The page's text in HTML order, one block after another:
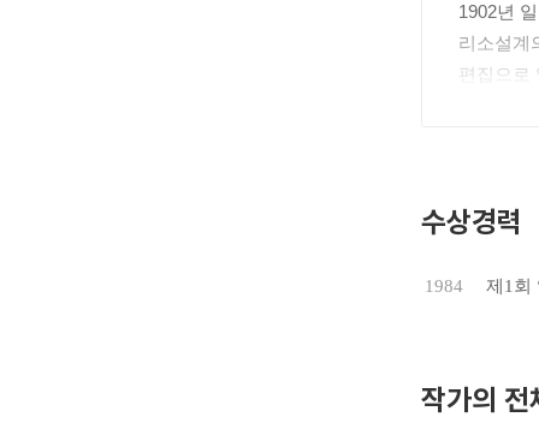
1902년
리소설계
편집으로
대성공을
있다.
의 퇴폐
의 작품
수상경력
1984 제1회
작가의 전